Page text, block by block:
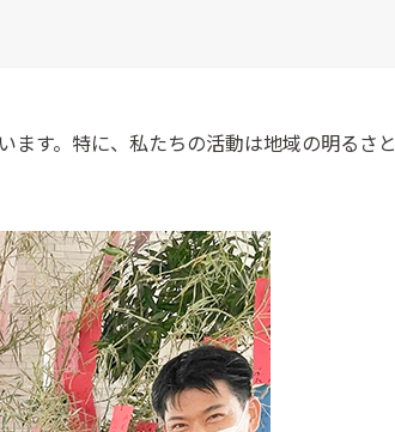
ます。特に、私たちの活動は地域の明るさと